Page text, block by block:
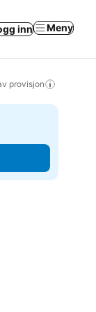
inn Meny
provisjon